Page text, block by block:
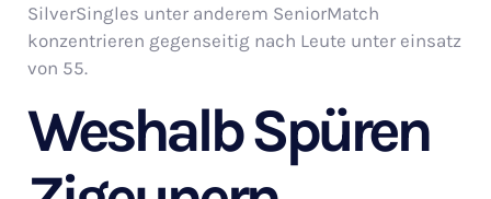
SilverSingles unter anderem SeniorMatch
konzentrieren gegenseitig nach Leute unter einsatz
von 55.
Weshalb Spüren